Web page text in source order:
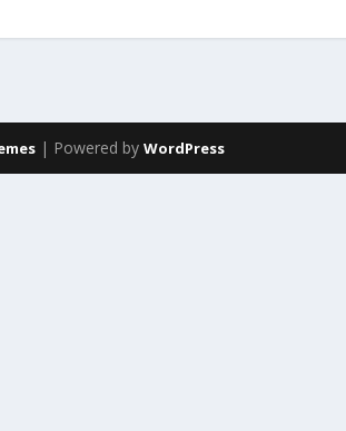
| Powered byWordPress